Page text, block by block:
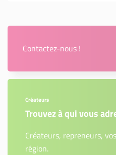
Contactez-nous !
Créateurs
Trouvez à qui vous
Créateurs, repreneurs,
région.